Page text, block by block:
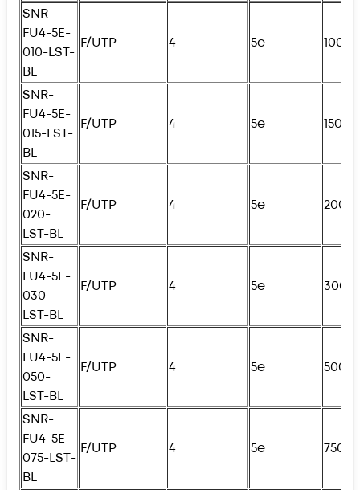
SNR-
FU4-5E-
010-LST-
BL
F/UTP 4 5e
SNR-
FU4-5E-
015-LST-
BL
F/UTP 4 5e 150см
SNR-
FU4-5E-
020-
LST-BL
F/UTP 4 5e
SNR-
FU4-5E-
030-
LST-BL
F/UTP 4 5e
SNR-
FU4-5E-
050-
LST-BL
F/UTP 4 5e
SNR-
FU4-5E-
075-LST-
BL
F/UTP 4 5e